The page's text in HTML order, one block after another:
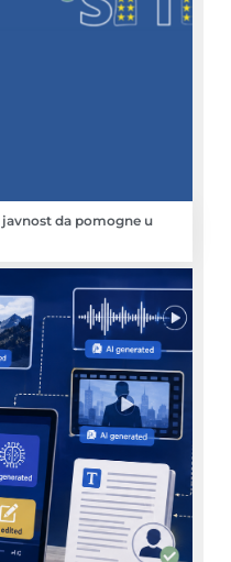
javnost da pomogne u